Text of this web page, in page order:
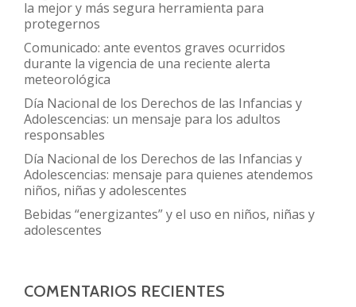
la mejor y más segura herramienta para
protegernos
Comunicado: ante eventos graves ocurridos
durante la vigencia de una reciente alerta
meteorológica
Día Nacional de los Derechos de las Infancias y
Adolescencias: un mensaje para los adultos
responsables
Día Nacional de los Derechos de las Infancias y
Adolescencias: mensaje para quienes atendemos
niños, niñas y adolescentes
Bebidas “energizantes” y el uso en niños, niñas y
adolescentes
COMENTARIOS RECIENTES